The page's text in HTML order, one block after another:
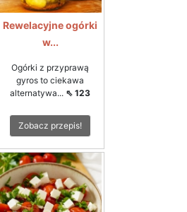
Rewelacyjne ogórki
w...
Ogórki z przyprawą
gyros to ciekawa
alternatywa... ⇖ 123
Zobacz przepis!